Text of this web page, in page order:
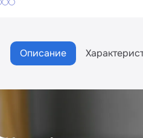
Описание